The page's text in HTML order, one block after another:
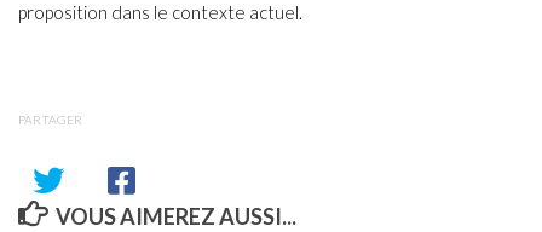
proposition dans le contexte actuel.
PARTAGER
VOUS AIMEREZ AUSSI...